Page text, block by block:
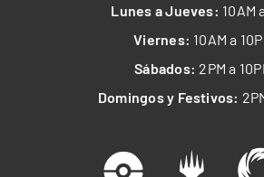
Lunes a Jueves: 10AM
Viernes: 10AM a
Sábados: 2PM a
Domingos y Festivos: